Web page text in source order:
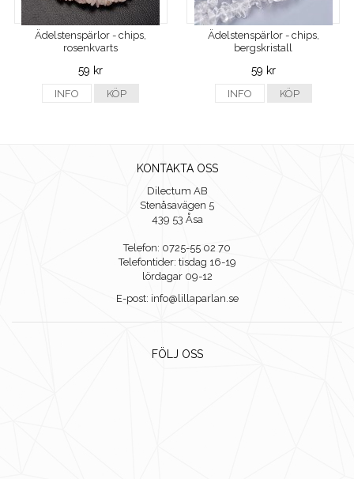
Ädelstenspärlor - chips,
rosenkvarts
59 kr
INFO KÖP
Ädelstenspärlor - chips,
bergskristall
59 kr
INFO KÖP
KONTAKTA OSS
Dilectum AB
Stenåsavägen 5
439 53 Åsa
Telefon: 0725-55 02 70
Telefontider: tisdag 16-19
lördagar 09-12
E-post: info@lillaparlan.se
FÖLJ OSS